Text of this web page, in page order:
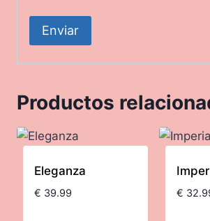
Productos
Eleganza
€ 39.99 €